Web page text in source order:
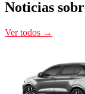
Noticias
Ver todos →